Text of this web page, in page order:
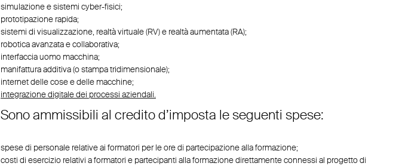
simulazione e sistemi cyber-fisici;
prototipazione rapida;
sistemi di visualizzazione, realtà virtuale (RV) e realtà aumentata (RA);
robotica avanzata e collaborativa;
interfaccia uomo macchina;
manifattura additiva (o stampa tridimensionale);
internet delle cose e delle macchine;
integrazione digitale dei processi aziendali.
Sono ammissibili al credito d’imposta le seguenti spese:
spese di personale relative ai formatori per le ore di partecipazione alla formazione;
costi di esercizio relativi a formatori e partecipanti alla formazione direttamente connessi al progetto di